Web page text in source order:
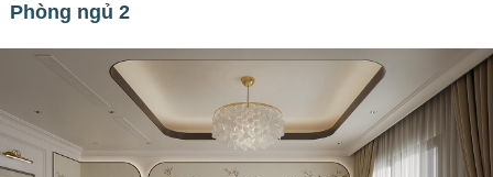
Phòng ngủ 2